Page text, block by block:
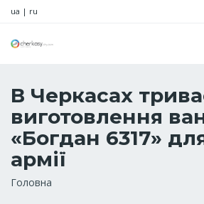
ua | ru
В Черкасах
виготовлення
«Богдан 6317»
армії
Рядок
Головна